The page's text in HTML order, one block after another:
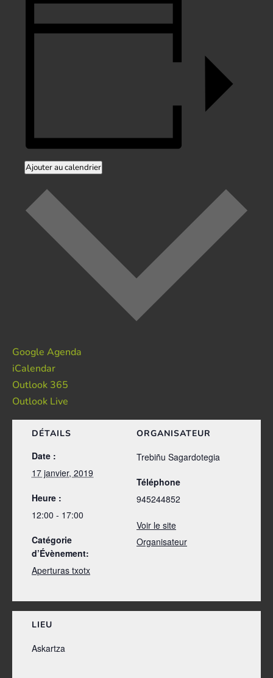
Ajouter au calendrier
Google Agenda
iCalendar
Outlook 365
Outlook Live
DÉTAILS
Date :
17 janvier, 2019
Heure :
12:00 - 17:00
Catégorie
d’Évènement:
Aperturas txotx
ORGANISATEUR
Trebiñu Sagardotegia
Téléphone
945244852
Voir le site
Organisateur
LIEU
Askartza